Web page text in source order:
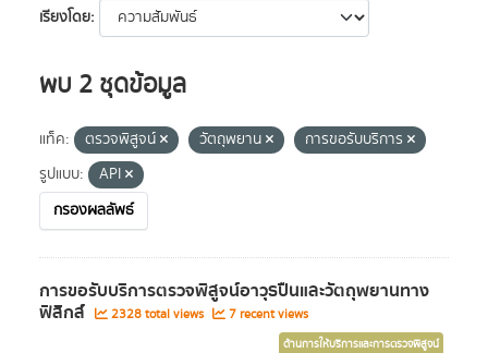
เรียงโดย
พบ 2 ชุดข้อมูล
แท็ค: ตรวจพิสูจน์ วัตถุพยาน
การขอรับบริการ
รูปแบบ:
API
กรองผลลัพธ์
การขอรับบริการตรวจพิสูจน์อาวุธปืนและวัตถุพยานทาง
ฟิสิกส์ 2328 total views 7 recent views
ด้านการให้บริการและการตรวจพิสูจน์